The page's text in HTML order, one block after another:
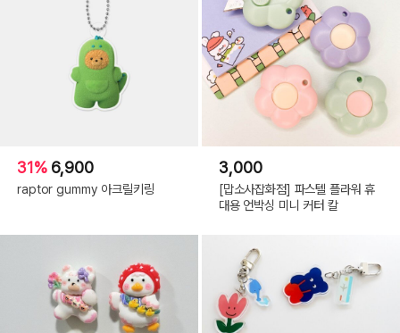
31% 6,900
raptor gummy 아크릴키링
3,000
[맙소사잡화점] 파스텔 플라워 휴
대용 언박싱 미니 커터 칼